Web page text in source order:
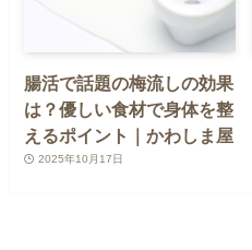
腸活で話題の梅流しの効果
は？優しい食材で身体を整
えるポイント｜かわしま屋
2025年10月17日